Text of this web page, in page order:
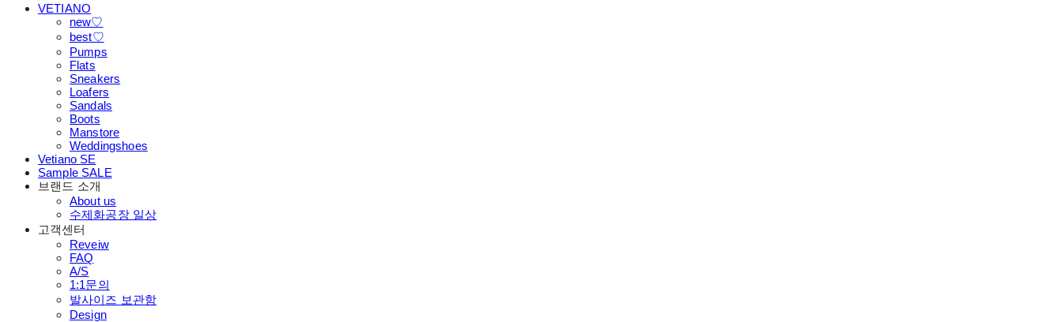
VETIANO
new♡
best♡
Pumps
Flats
Sneakers
Loafers
Sandals
Boots
Manstore
Weddingshoes
Vetiano SE
Sample SALE
브랜드 소개
About us
수제화공장 일상
고객센터
Reveiw
FAQ
A/S
1:1문의
발사이즈 보관함
Design